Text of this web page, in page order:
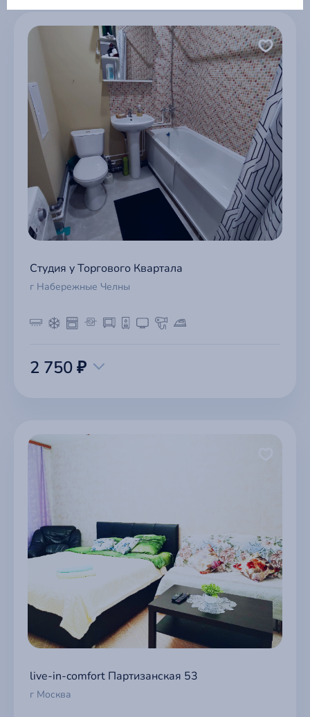
Студия у Торгового Квартала
г Набережные Челны
2 750 ₽
live-in-comfort Партизанская 53
г Москва